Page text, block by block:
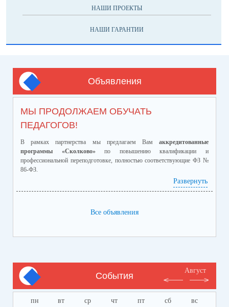
НАШИ ПРОЕКТЫ
НАШИ ГАРАНТИИ
Объявления
МЫ ПРОДОЛЖАЕМ ОБУЧАТЬ
ПЕДАГОГОВ!
В рамках партнерства мы предлагаем Вам аккредитованные
программы «Сколково»по повышению квалификации и
профессиональной переподготовке, полностью соответствующие ФЗ №
86-ФЗ.
Ознакомиться с программами и ценами можно в
приложенном файле.
Развернуть
Все объявления
События
Август
пн вт ср чт пт сб вс